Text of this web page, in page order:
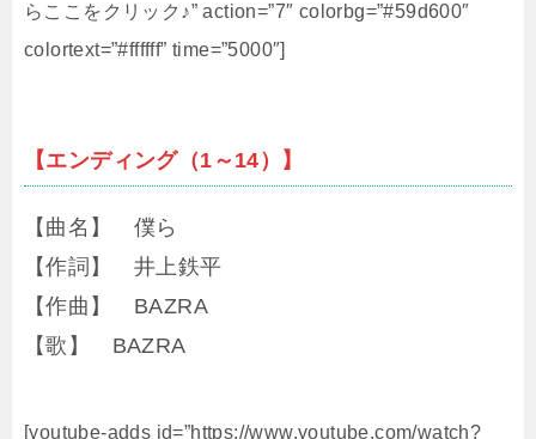
らここをクリック♪” action=”7″ colorbg=”#59d600″
colortext=”#ffffff” time=”5000″]
【エンディング（1～14）】
【曲名】 僕ら
【作詞】 井上鉄平
【作曲】 BAZRA
【歌】 BAZRA
[youtube-adds id=”https://www.youtube.com/watch?